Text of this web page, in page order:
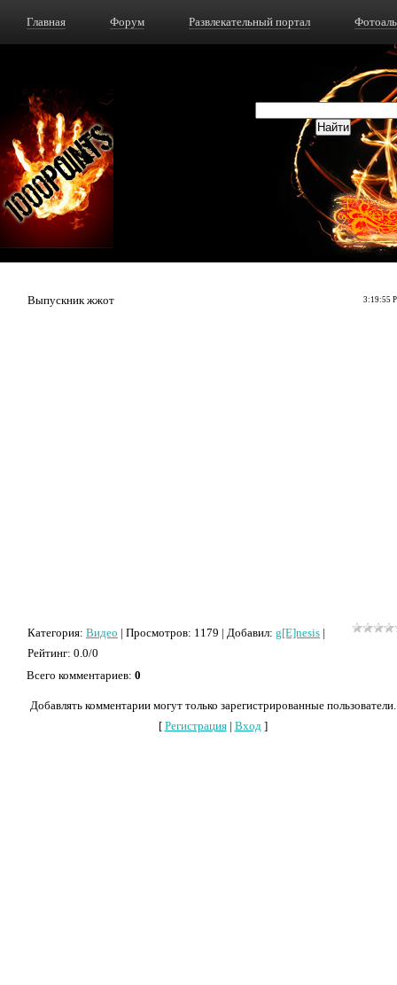
Главная Форум Развлекательный портал
3:19:55
Выпускник жжот
Категория: Видео | Просмотров: 1179 | Добавил: g[E]nesis |
Рейтинг: 0.0/0
Всего комментариев: 0
Добавлять комментарии могут только зарегистрированные пользователи.
[ Регистрация| Вход]